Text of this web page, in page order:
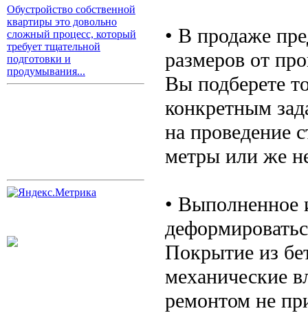
Обустройство собственной
квартиры это довольно
сложный процесс, который
требует тщательной
подготовки и
продумывания...
• В продаже
размеров от
Вы подберете
конкретным
на проведение
метры или же
• Выполненное
Покрытие из
механические
ремонтом не